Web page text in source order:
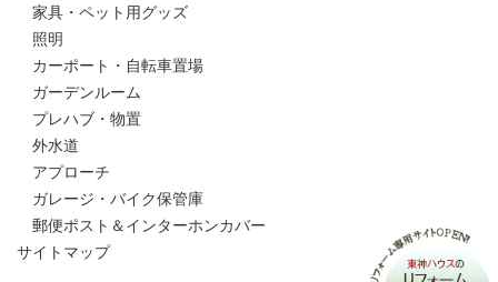
家具・ペット用グッズ
照明
カーポート・自転車置場
ガーデンルーム
プレハブ・物置
外水道
アプローチ
ガレージ・バイク保管庫
郵便ポスト＆インターホンカバー
サイトマップ